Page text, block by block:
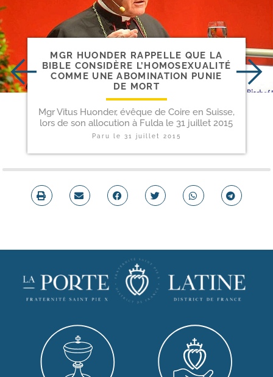
MGR HUONDER RAPPELLE QUE LA
BIBLE CONSIDÈRE L’HOMOSEXUALITÉ
COMME UNE ABOMINATION PUNIE
DE MORT
Mgr Vitus Huonder, évêque de Coire en Suisse,
lors de son allocution à Fulda le 31 juillet 2015
Paru le 31 juillet 2015